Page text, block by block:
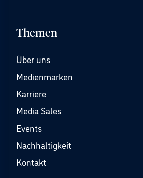
Themen
Über uns
Medienmarken
Karriere
Media Sales
Events
Nachhaltigkeit
Kontakt